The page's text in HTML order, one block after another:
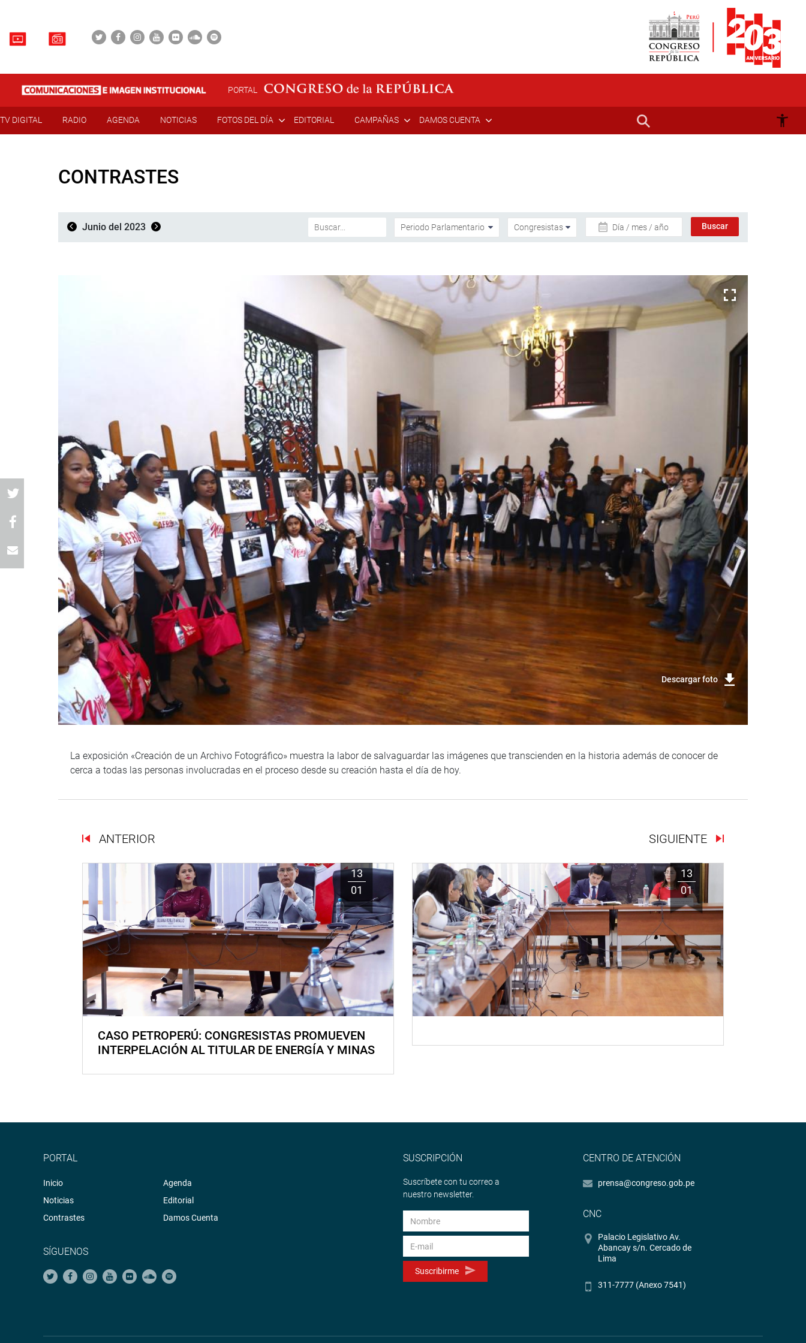
PORTAL
TV DIGITAL RADIO AGENDA NOTICIAS FOTOS DEL DÍA EDITORIAL CAMPAÑAS DAMOS CUENTA
CONTRASTES
Junio del 2023 Día / mes / año
Descargar foto
La exposición «Creación de un Archivo Fotográfico» muestra la labor de salvaguardar las imágenes que transcienden en la historia además de conocer de
cerca a todas las personas involucradas en el proceso desde su creación hasta el día de hoy.
ANTERIOR SIGUIENTE
13
01
CASO PETROPERÚ: CONGRESISTAS PROMUEVEN
INTERPELACIÓN AL TITULAR DE ENERGÍA Y MINAS
13
01
PORTAL
Inicio
Noticias
Contrastes
Agenda
Editorial
Damos Cuenta
SÍGUENOS
SUSCRIPCIÓN
Suscríbete con tu correo a
nuestro newsletter.
Suscribirme
CENTRO DE ATENCIÓN
prensa@congreso.gob.pe
CNC
Palacio Legislativo Av.
Abancay s/n. Cercado de
Lima
311-7777 (Anexo 7541)